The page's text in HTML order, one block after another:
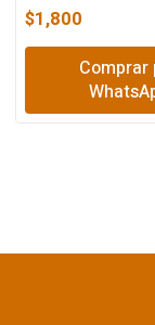
$1,800
Comprar